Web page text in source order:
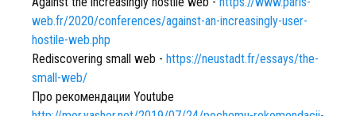
web.fr/2020/conferences/against-an-increasingly-user-
hostile-web.php
Rediscovering small web - https://neustadt.fr/essays/the-
small-web/
Про рекомендации Youtube